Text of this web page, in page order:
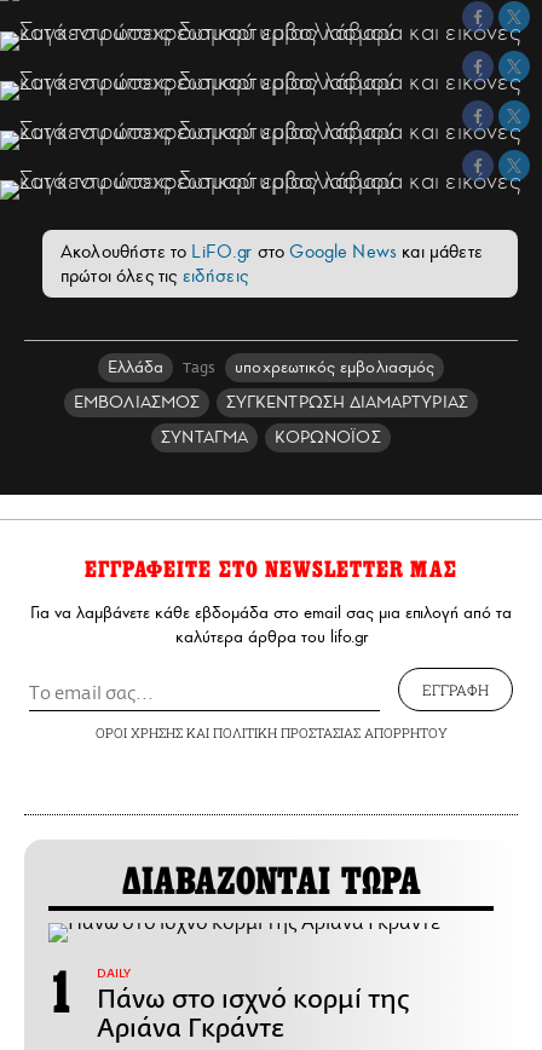
Ακολουθήστε το LiFO.gr στοGoogle News και μάθετε
πρώτοι όλες τις ειδήσεις
Ελλάδα Tags
υποχρεωτικός εμβολιασμός
ΕΜΒΟΛΙΑΣΜΟΣ
ΣΥΓΚΕΝΤΡΩΣΗ ΔΙΑΜΑΡΤΥΡΙΑΣ
ΣΥΝΤΑΓΜΑ
ΚΟΡΩΝΟΪΟΣ
ΕΓΓΡΑΦΕΙΤΕ ΣΤΟ NEWSLETTER ΜΑΣ
Για να λαμβάνετε κάθε εβδομάδα στο email σας μια επιλογή από τα
καλύτερα άρθρα του lifo.gr
ΕΓΓΡΑΦΗ
ΟΡΟΙ ΧΡΗΣΗΣΚΑΙ ΠΟΛΙΤΙΚΗ ΠΡΟΣΤΑΣΙΑΣ ΑΠΟΡΡΗΤΟΥ
ΔΙΑΒΑΖΟΝΤΑΙ ΤΩΡΑ
DAILY
Πάνω στο ισχνό κορμί της
Αριάνα Γκράντε